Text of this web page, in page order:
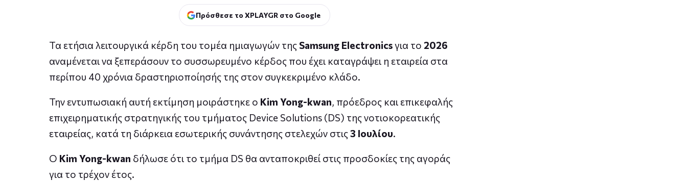
Πρόσθεσε το XPLAYGR στο Google
Τα ετήσια λειτουργικά κέρδη του τομέα ημιαγωγών της Samsung Electronicsγια το 2026
αναμένεται να ξεπεράσουν το συσσωρευμένο κέρδος που έχει καταγράψει η εταιρεία στα
περίπου 40 χρόνια δραστηριοποίησής της στον συγκεκριμένο κλάδο.
Την εντυπωσιακή αυτή εκτίμηση μοιράστηκε ο Kim Yong-kwan, πρόεδρος και επικεφαλής
επιχειρηματικής στρατηγικής του τμήματος Device Solutions (DS) της νοτιοκορεατικής
εταιρείας, κατά τη διάρκεια εσωτερικής συνάντησης στελεχών στις3 Ιουλίου.
Ο Kim Yong-kwan δήλωσε ότι το τμήμα DS θα ανταποκριθεί στις προσδοκίες της αγοράς
για το τρέχον έτος.